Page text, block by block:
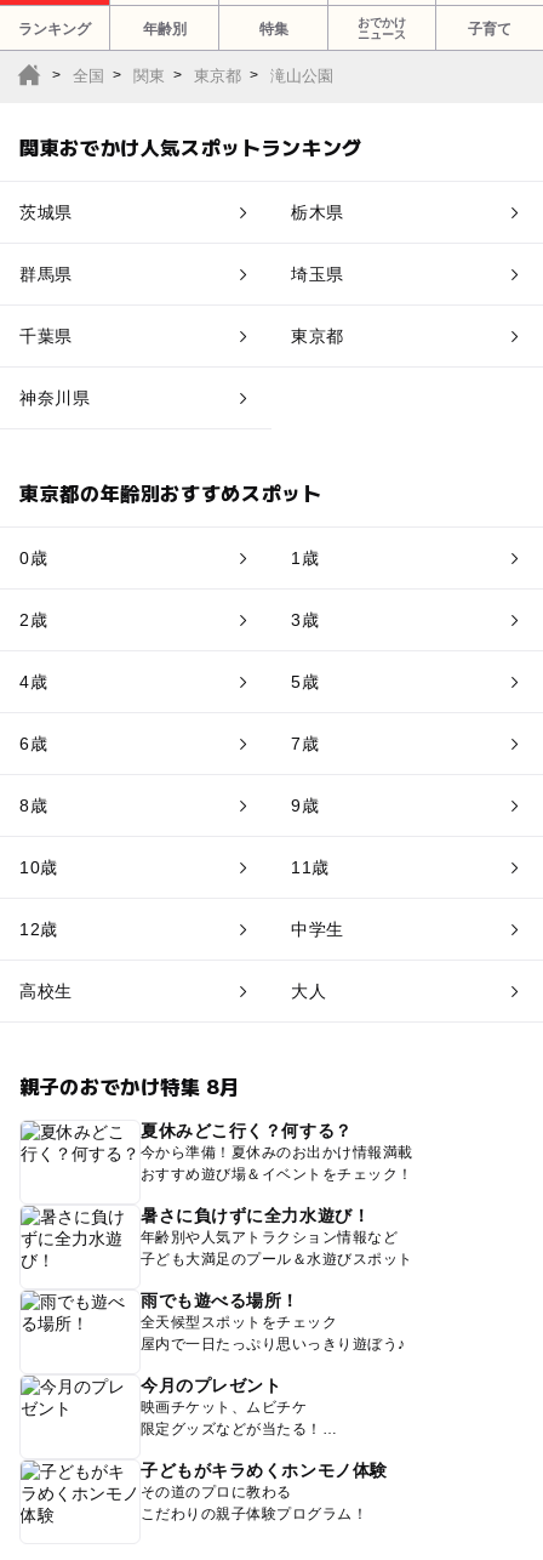
ランキング 年齢別 特集
おでかけ
ニュース
子育て
全国 関東 東京都 滝山公園
関東おでかけ人気スポットランキング
茨城県 栃木県
群馬県 埼玉県
千葉県 東京都
神奈川県
東京都の年齢別おすすめスポット
0歳 1歳
2歳 3歳
4歳 5歳
6歳 7歳
8歳 9歳
10歳 11歳
12歳 中学生
高校生 大人
親子のおでかけ特集 8月
夏休みどこ行く？何する？
今から準備！夏休みのお出かけ情報満載
おすすめ遊び場＆イベントをチェック！
暑さに負けずに全力水遊び！
年齢別や人気アトラクション情報など
子ども大満足のプール＆水遊びスポット
雨でも遊べる場所！
全天候型スポットをチェック
屋内で一日たっぷり思いっきり遊ぼう♪
今月のプレゼント
映画チケット、ムビチケ
限定グッズなどが当たる！
子どもがキラめくホンモノ体験
その道のプロに教わる
こだわりの親子体験プログラム！